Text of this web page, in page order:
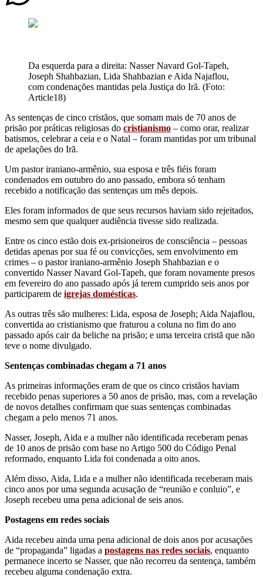
Da esquerda para a direita: Nasser Navard Gol-Tapeh,
Joseph Shahbazian, Lida Shahbazian e Aida Najaflou,
com condenações mantidas pela Justiça do Irã. (Foto:
Article18)
As sentenças de cinco cristãos, que somam mais de 70 anos de
prisão por práticas religiosas do cristianismo – como orar, realizar
batismos, celebrar a ceia e o Natal – foram mantidas por um tribunal
de apelações do Irã.
Um pastor iraniano‑armênio, sua esposa e três fiéis foram
condenados em outubro do ano passado, embora só tenham
recebido a notificação das sentenças um mês depois.
Eles foram informados de que seus recursos haviam sido rejeitados,
mesmo sem que qualquer audiência tivesse sido realizada.
Entre os cinco estão dois ex‑prisioneiros de consciência – pessoas
detidas apenas por sua fé ou convicções, sem envolvimento em
crimes – o pastor iraniano‑armênio Joseph Shahbazian e o
convertido Nasser Navard Gol‑Tapeh, que foram novamente presos
em fevereiro do ano passado após já terem cumprido seis anos por
participarem de igrejas domésticas.
As outras três são mulheres: Lida, esposa de Joseph; Aida Najaflou,
convertida ao cristianismo que fraturou a coluna no fim do ano
passado após cair da beliche na prisão; e uma terceira cristã que não
teve o nome divulgado.
Sentenças combinadas chegam a 71 anos
As primeiras informações eram de que os cinco cristãos haviam
recebido penas superiores a 50 anos de prisão, mas, com a revelação
de novos detalhes confirmam que suas sentenças combinadas
chegam a pelo menos 71 anos.
Nasser, Joseph, Aida e a mulher não identificada receberam penas
de 10 anos de prisão com base no Artigo 500 do Código Penal
reformado, enquanto Lida foi condenada a oito anos.
Além disso, Aida, Lida e a mulher não identificada receberam mais
cinco anos por uma segunda acusação de “reunião e conluio”, e
Joseph recebeu uma pena adicional de seis anos.
Postagens em redes sociais
Aida recebeu ainda uma pena adicional de dois anos por acusações
de “propaganda” ligadas a postagens nas redes sociais, enquanto
permanece incerto se Nasser, que não recorreu da sentença, também
recebeu alguma condenação extra.